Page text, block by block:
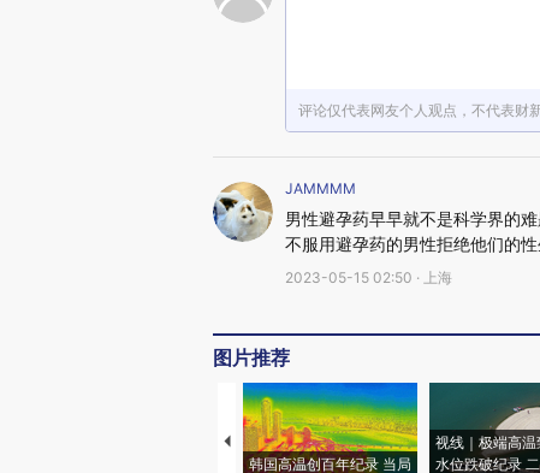
评论仅代表网友个人观点，不代表财
JAMMMM
男性避孕药早早就不是科学界的
不服用避孕药的男性拒绝他们的
2023-05-15 02:50 · 上海
图片推荐
韩国高温创百年纪录 当局
视线｜极端高
水位跌破纪录